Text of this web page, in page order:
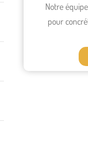
Notre
pour